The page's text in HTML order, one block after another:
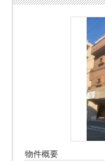
物件概要